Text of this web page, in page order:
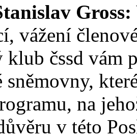
Gross:
vážení
klub čssd vám
sněmovny,
na
v této